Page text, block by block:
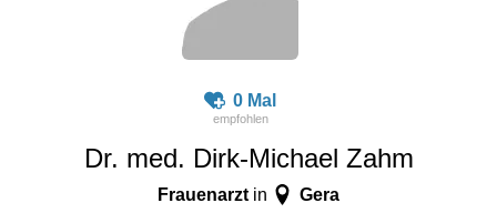
0 Mal
Dr. med. Dirk-Michael Zahm
Frauenarztin Gera